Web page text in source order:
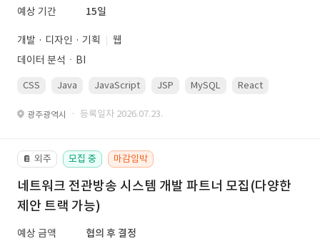
예상 기간
15일
개발 · 디자인 · 기획
웹
데이터 분석ㆍBI
CSS Java JavaScript JSP MySQL React
광주광역시 · 등록일자 2026.07.23.
📔 외주 모집 중 마감임박
네트워크 전관방송 시스템 개발 파트너 모집(다양한
제안 트랙 가능)
예상 금액
협의 후 결정